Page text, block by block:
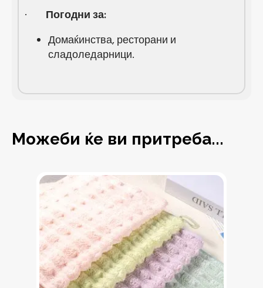
· Погодни за:
Домаќинства, ресторани и
сладоледарници.
Можеби ќе ви притреба...